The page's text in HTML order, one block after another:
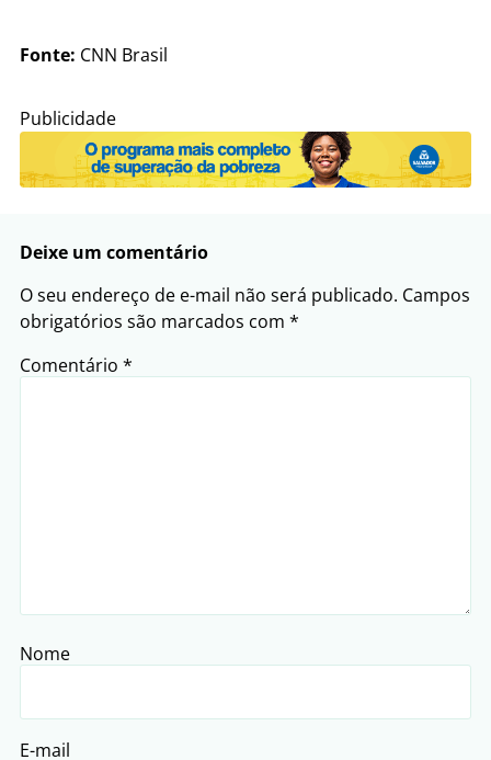
Fonte: CNN Brasil
Publicidade
Deixe um comentário
O seu endereço de e-mail não será publicado. Campos
obrigatórios são marcados com *
Comentário *
Nome
E-mail